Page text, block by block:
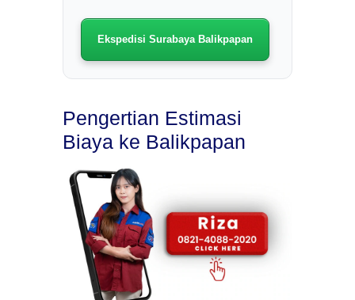
Ekspedisi Surabaya Balikpapan
Pengertian Estimasi
Biaya ke Balikpapan